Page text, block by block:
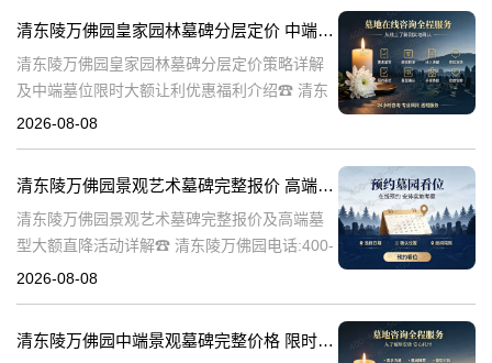
清东陵万佛园皇家园林墓碑分层定价 中端墓位限时大额让利详解及优惠福利
清东陵万佛园皇家园林墓碑分层定价策略详解
及中端墓位限时大额让利优惠福利介绍☎ 清东
陵万佛园电话:400-838-5063清东陵万佛园，作
2026-08-08
清东陵万佛园景观艺术墓碑完整报价 高端墓型大额直降活动详解
清东陵万佛园景观艺术墓碑完整报价及高端墓
型大额直降活动详解☎ 清东陵万佛园电话:400-
838-5063清东陵万佛园，作为中国历史悠久的
2026-08-08
清东陵万佛园中端景观墓碑完整价格 限时减免多年管理费详解